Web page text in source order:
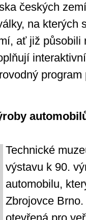
českých
na kterých
ať již působili
Technické muz
výstavu k 90.
automobilu,
Zbrojovce